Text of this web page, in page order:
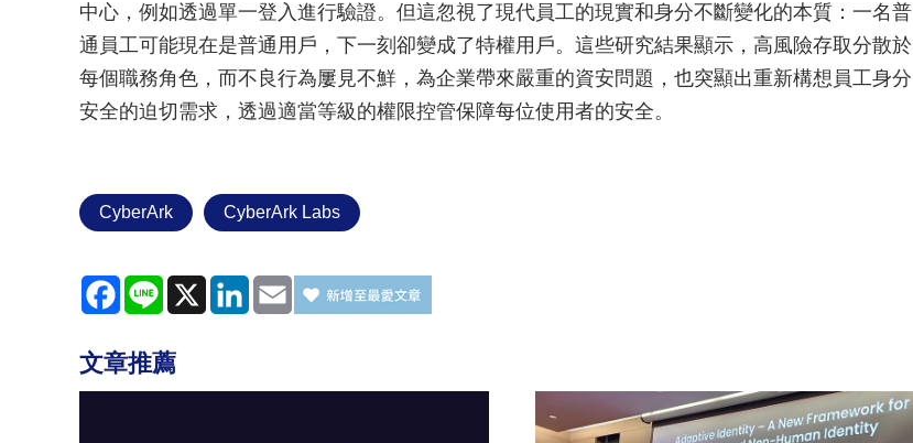
中心，例如透過單一登入進行驗證。但這忽視了現代員工的現實和身分不斷變化的本質：一名普
通員工可能現在是普通用戶，下一刻卻變成了特權用戶。這些研究結果顯示，高風險存取分散於
每個職務角色，而不良行為屢見不鮮，為企業帶來嚴重的資安問題，也突顯出重新構想員工身分
安全的迫切需求，透過適當等級的權限控管保障每位使用者的安全。
Cyber​​Ark CyberArk Labs
Facebook
Line X LinkedInEmail
文章推薦